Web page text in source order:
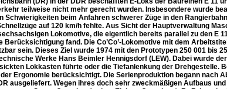
teilweise nicht mehr gerecht wurden. Insbesondere wurde
beim Anfahren schwerer Züge in den
auf 120 km/h fehlte. Aus Sicht der Hauptverwaltung
Lokomotive, die eigentlich bereits parallel zu den E
fand. Die Co’Co’-Lokomotive mit dem
sein. Dieses Ziel wurde 1974 mit den Prototypen 250 001 bis
Werke Hans Beimler Hennigsdorf (LEW). Dabei wurde
Lokkasten führte oder die Tiefanlenkung der Drehgestelle.
Ergonomie berücksichtigt. Die Serienproduktion begann nach
ausgeliefert. Wegen ihres doch sehr zweckmäßigen Aufbaus